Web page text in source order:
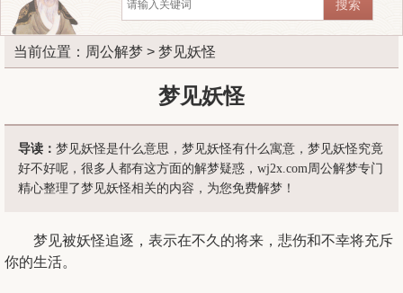
当前位置： 周公解梦 > 梦见妖怪
梦见妖怪
导读： 梦见妖怪是什么意思，梦见妖怪有什么寓意，梦见妖怪究竟
好不好呢，很多人都有这方面的解梦疑惑，wj2x.com周公解梦专门
精心整理了梦见妖怪相关的内容，为您免费解梦！
梦见被妖怪追逐，表示在不久的将来，悲伤和不幸将充斥
你的生活。